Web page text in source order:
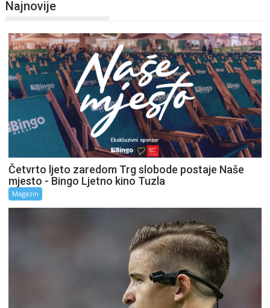
Najnovije
Četvrto ljeto zaredom Trg slobode postaje Naše
mjesto - Bingo Ljetno kino Tuzla
Magazin